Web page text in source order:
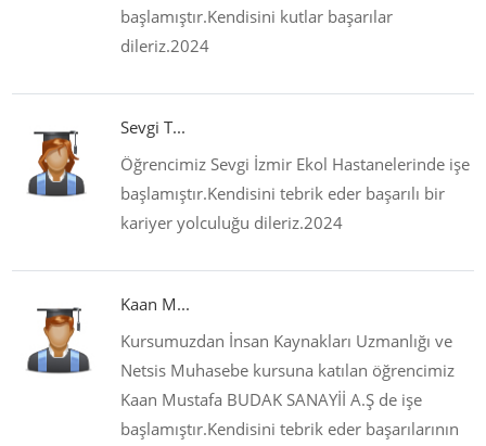
başlamıştır.Kendisini kutlar başarılar
dileriz.2024
Sevgi T...
Öğrencimiz Sevgi İzmir Ekol Hastanelerinde işe
başlamıştır.Kendisini tebrik eder başarılı bir
kariyer yolculuğu dileriz.2024
Kaan M...
Kursumuzdan İnsan Kaynakları Uzmanlığı ve
Netsis Muhasebe kursuna katılan öğrencimiz
Kaan Mustafa BUDAK SANAYİİ A.Ş de işe
başlamıştır.Kendisini tebrik eder başarılarının